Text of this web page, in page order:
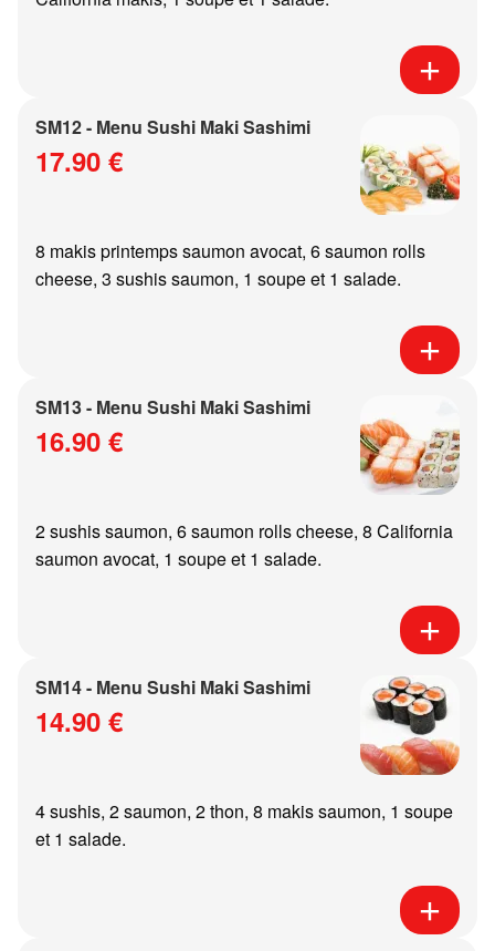
SM12 - Menu Sushi Maki Sashimi
17.90 €
8 makis printemps saumon avocat, 6 saumon rolls
cheese, 3 sushis saumon, 1 soupe et 1 salade.
SM13 - Menu Sushi Maki Sashimi
16.90 €
2 sushis saumon, 6 saumon rolls cheese, 8 California
saumon avocat, 1 soupe et 1 salade.
SM14 - Menu Sushi Maki Sashimi
14.90 €
4 sushis, 2 saumon, 2 thon, 8 makis saumon, 1 soupe
et 1 salade.